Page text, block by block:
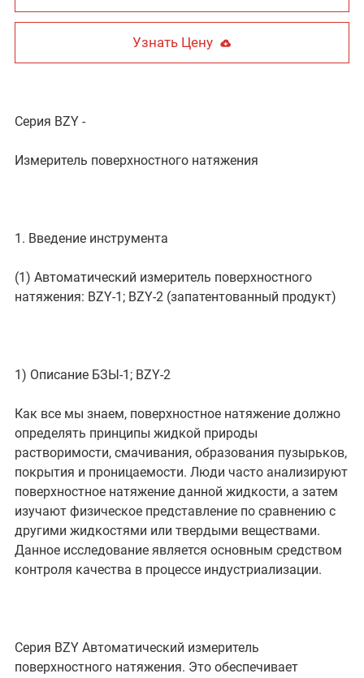
Узнать Цену
Серия BZY -
Измеритель поверхностного натяжения
1. Введение инструмента
(1) Автоматический измеритель поверхностного
натяжения: BZY-1; BZY-2 (запатентованный продукт)
1) Описание БЗЫ-1; BZY-2
Как все мы знаем, поверхностное натяжение должно
определять принципы жидкой природы
растворимости, смачивания, образования пузырьков,
покрытия и проницаемости. Люди часто анализируют
поверхностное натяжение данной жидкости, а затем
изучают физическое представление по сравнению с
другими жидкостями или твердыми веществами.
Данное исследование является основным средством
контроля качества в процессе индустриализации.
Серия BZY Автоматический измеритель
поверхностного натяжения. Это обеспечивает